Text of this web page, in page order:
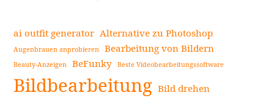
ai outfit generator Alternative zu Photoshop
Augenbrauen anprobieren Bearbeitung von Bildern
Beauty-Anzeigen BeFunky Beste Videobearbeitungssoftware
Bildbearbeitung Bild drehen